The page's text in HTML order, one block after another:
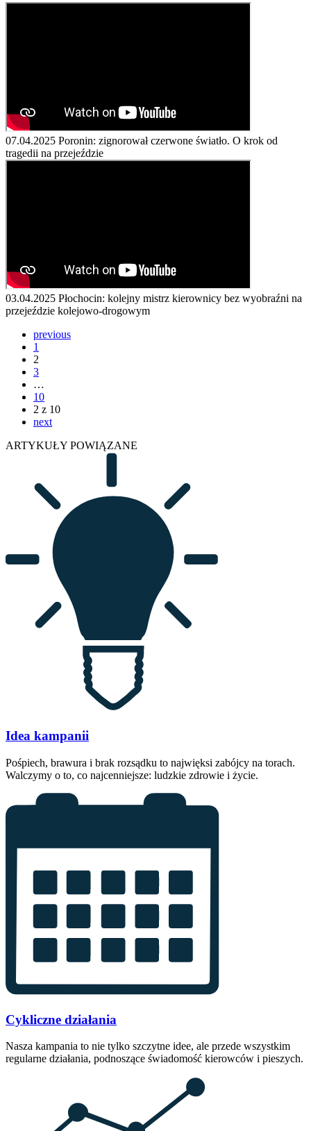
07.04.2025 Poronin: zignorował czerwone światło. O krok od
tragedii na przejeździe
03.04.2025 Płochocin: kolejny mistrz kierownicy bez wyobraźni na
przejeździe kolejowo-drogowym
previous
1
2
3
…
10
2 z 10
next
ARTYKUŁY POWIĄZANE
Idea kampanii
Pośpiech, brawura i brak rozsądku to najwięksi zabójcy na torach.
Walczymy o to, co najcenniejsze: ludzkie zdrowie i życie.
Cykliczne działania
Nasza kampania to nie tylko szczytne idee, ale przede wszystkim
regularne działania, podnoszące świadomość kierowców i pieszych.